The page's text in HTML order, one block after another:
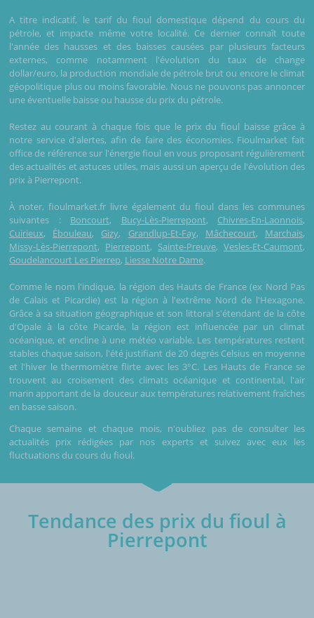
A titre indicatif, le tarif du fioul domestique dépend du cours du
pétrole, et impacte même votre localité. Ce dernier connaît toute
l'année des hausses et des baisses causées par plusieurs facteurs
externes, comme notamment l'évolution du taux de change
dollar/euro, la production mondiale de pétrole brut ou encore le climat
géopolitique plus ou moins favorable. Nous ne pouvons pas annoncer
une éventuelle baisse ou hausse du prix du pétrole.
Restez au courant à chaque fois que le prix du fioul baisse grâce à
notre service d'alertes, afin de faire des économies. Fioulmarket fait
office de référence sur l'énergie fioul en vous proposant régulièrement
des actualités et astuces utiles, mais aussi un aperçu de l'évolution des
prix à Pierrepont.
À noter, fioulmarket.fr livre également du fioul dans les communes
suivantes : Boncourt, Bucy-Lès-Pierrepont, Chivres-En-Laonnois,
Cuirieux, Ébouleau, Gizy, Grandlup-Et-Fay, Mâchecourt, Marchais,
Missy-Lès-Pierrepont, Pierrepont, Sainte-Preuve, Vesles-Et-Caumont,
Goudelancourt Les Pierrep, Liesse Notre Dame.
Comme le nom l'indique, la région des Hauts de France (ex Nord Pas
de Calais et Picardie) est la région à l'extrême Nord de l'Hexagone.
Grâce à sa situation géographique et son littoral s'étendant de la côte
d'Opale à la côte Picarde, la région est influencée par un climat
océanique, et encline à une météo variable. Les températures restent
stables chaque saison, l'été justifiant de 20 degrés Celsius en moyenne
et l'hiver le thermomètre flirte avec les 3°C. Les Hauts de France se
trouvent au croisement des climats océanique et continental, l'air
marin apportant de la douceur aux températures relativement fraîches
en basse saison.
Chaque semaine et chaque mois, n'oubliez pas de consulter les
actualités prix rédigées par nos experts et suivez avec eux les
fluctuations du cours du fioul.
Tendance des prix du fioul à
Pierrepont